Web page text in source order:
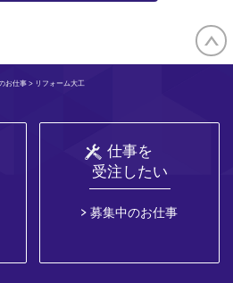
お仕事> リフォーム大工
仕事を
受注したい
募集中のお仕事